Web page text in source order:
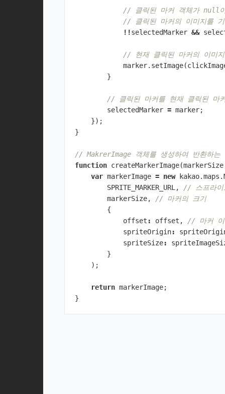
// 클릭된 마커 객체가 null
// 클릭된 마커의 이미지를 기
!!selectedMarker &&
// 현재 클릭된 마커의 이미
marker. setImage(
}
// 클릭된 마커를 현재 클릭된 마
selectedMarker = marker;
});
}
// MakrerImage 객체를 생성하여 반환하는
function createMarkerImage(markerSize
var markerImage = new kakao.maps .
SPRITE_MARKER_URL ,
// 스프라이
markerSize,
// 마커의 크기
{
offset : offset ,
// 마커 이
spriteOrigin:
spriteSize:
}
);
return markerImage;
}